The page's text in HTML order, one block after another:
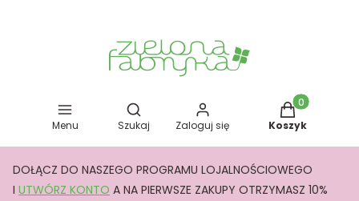
Menu
Otwórz wyszukiwarkę
Szukaj Zaloguj się
Produkty w
Koszyk
DOŁĄCZ DO NASZEGO PROGRAMU LOJALNOŚCIOWEGO
I UTWÓRZ KONTO A NA PIERWSZE ZAKUPY OTRZYMASZ 10%